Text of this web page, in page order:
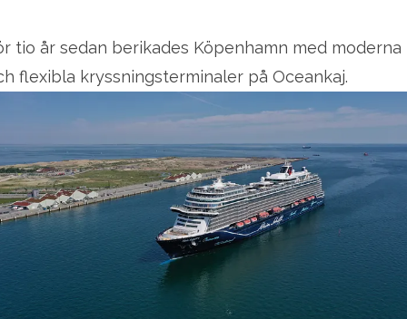
tio år sedan berikades Köpenhamn med moderna
flexibla kryssningsterminaler på Oceankaj.